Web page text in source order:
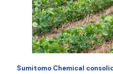
Sumitomo Chemical